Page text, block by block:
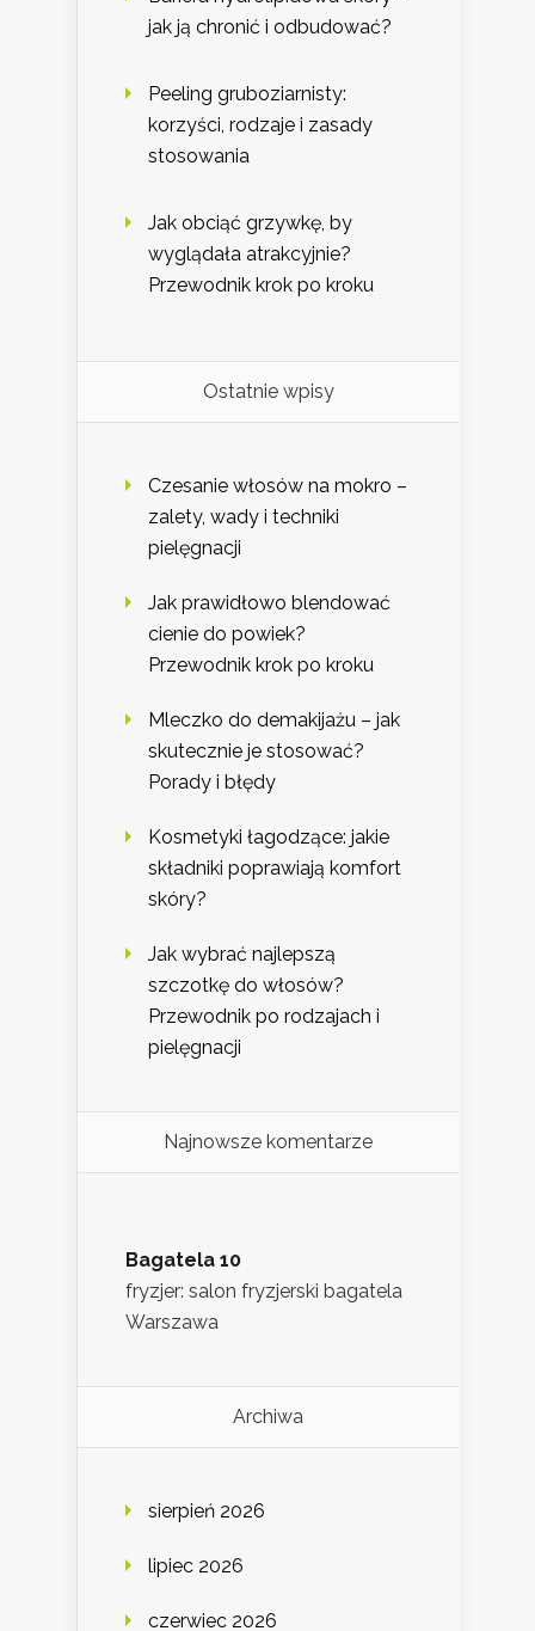
jak ją chronić i odbudować?
Peeling gruboziarnisty:
korzyści, rodzaje i zasady
stosowania
Jak obciąć grzywkę, by
wyglądała atrakcyjnie?
Przewodnik krok po kroku
Ostatnie wpisy
Czesanie włosów na mokro –
zalety, wady i techniki
pielęgnacji
Jak prawidłowo blendować
cienie do powiek?
Przewodnik krok po kroku
Mleczko do demakijażu – jak
skutecznie je stosować?
Porady i błędy
Kosmetyki łagodzące: jakie
składniki poprawiają komfort
skóry?
Jak wybrać najlepszą
szczotkę do włosów?
Przewodnik po rodzajach i
pielęgnacji
Najnowsze komentarze
Bagatela 10
fryzjer: salon fryzjerski bagatela
Warszawa
Archiwa
sierpień 2026
lipiec 2026
czerwiec 2026